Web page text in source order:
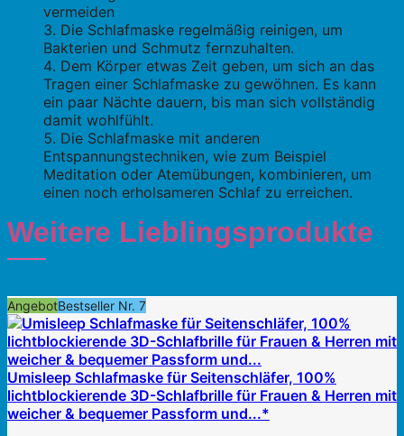
vermeiden
Die Schlafmaske regelmäßig reinigen, um
Bakterien und Schmutz fernzuhalten.
Dem Körper etwas Zeit geben, um sich an das
Tragen einer Schlafmaske zu gewöhnen. Es kann
ein paar Nächte dauern, bis man sich vollständig
damit wohlfühlt.
Die Schlafmaske mit anderen
Entspannungstechniken, wie zum Beispiel
Meditation oder Atemübungen, kombinieren, um
einen noch erholsameren Schlaf zu erreichen.
Weitere Lieblingsprodukte
AngebotBestseller Nr. 7
Umisleep Schlafmaske für Seitenschläfer, 100%
lichtblockierende 3D-Schlafbrille für Frauen & Herren mit
weicher & bequemer Passform und...*